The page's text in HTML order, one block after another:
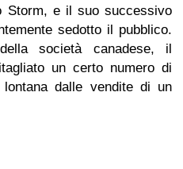
Storm, e il suo successivo
sedotto il pubblico.
società canadese, il
un certo numero di
dalle vendite di un